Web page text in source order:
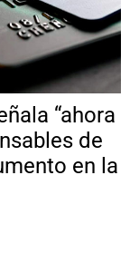
“ahora
de
en la